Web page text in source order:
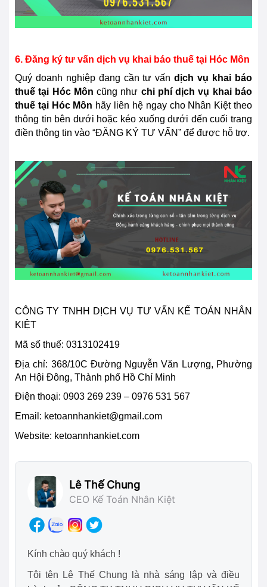
6. Đăng ký tư vấn dịch vụ khai báo thuế tại Hóc Môn
Quý doanh nghiệp đang cần tư vấndịch vụ khai báo
thuế tại Hóc Môn cũng như chi phí dịch vụ khai báo
thuế tại Hóc Môn hãy liên hệ ngay cho Nhân Kiệt theo
thông tin bên dưới hoặc kéo xuống dưới đến cuối trang
điền thông tin vào “ĐĂNG KÝ TƯ VẤN” để được hỗ trợ.
CÔNG TY TNHH DỊCH VỤ TƯ VẤN KẾ TOÁN NHÂN
KIỆT
Mã số thuế: 0313102419
Địa chỉ: 368/10C Đường Nguyễn Văn Lượng, Phường
An Hội Đông, Thành phố Hồ Chí Minh
Điện thoại: 0903 269 239 – 0976 531 567
Email: ketoannhankiet@gmail.com
Website: ketoannhankiet.com
Lê Thế Chung
CEO Kế Toán Nhân Kiệt
Kính chào quý khách !
Tôi tên Lê Thế Chung là nhà sáng lập và điều